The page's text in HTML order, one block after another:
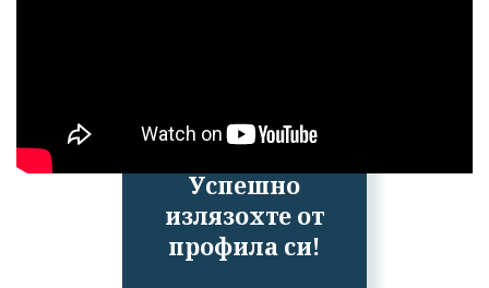
Успешно
излязохте от
профила си!